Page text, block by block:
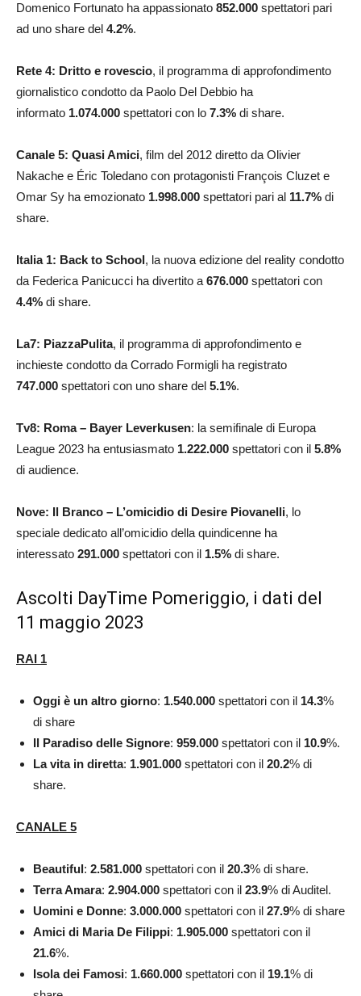
Domenico Fortunato ha appassionato 852.000 spettatori pari
ad uno share del 4.2%.
Rete 4: Dritto e rovescio, il programma di approfondimento
giornalistico condotto da Paolo Del Debbio ha
informato 1.074.000 spettatori con lo 7.3% di share.
Canale 5: Quasi Amici, film del 2012 diretto da Olivier
Nakache e Éric Toledano con protagonisti François Cluzet e
Omar Sy ha emozionato 1.998.000 spettatori pari al 11.7% di
share.
Italia 1: Back to School, la nuova edizione del reality condotto
da Federica Panicucci ha divertito a 676.000 spettatori con
4.4% di share.
La7: PiazzaPulita, il programma di approfondimento e
inchieste condotto da Corrado Formigli ha registrato
747.000 spettatori con uno share del 5.1%.
Tv8: Roma – Bayer Leverkusen: la semifinale di Europa
League 2023 ha entusiasmato 1.222.000 spettatori con il 5.8%
di audience.
Nove: Il Branco – L’omicidio di Desire Piovanelli, lo
speciale dedicato all’omicidio della quindicenne ha
interessato 291.000 spettatori con il 1.5% di share.
Ascolti DayTime Pomeriggio, i dati del
11 maggio 2023
RAI 1
Oggi è un altro giorno: 1.540.000 spettatori con il 14.3%
di share
Il Paradiso delle Signore: 959.000 spettatori con il 10.9%.
La vita in diretta: 1.901.000 spettatori con il 20.2% di
share.
CANALE 5
Beautiful: 2.581.000 spettatori con il 20.3% di share.
Terra Amara: 2.904.000 spettatori con il 23.9% di Auditel.
Uomini e Donne: 3.000.000 spettatori con il 27.9% di share
Amici di Maria De Filippi: 1.905.000 spettatori con il
21.6%.
Isola dei Famosi: 1.660.000 spettatori con il 19.1% di